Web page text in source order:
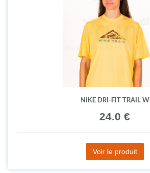
NIKE DRI-FIT TRAIL W
24.0 €
Voir le produit